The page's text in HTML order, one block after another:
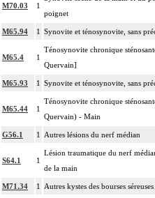
M70.03 1
poignet
M65.94 1 Synovite et ténosynovite, sans
M65.4 1
Ténosynovite chronique
Quervain]
M65.93 1 Synovite et ténosynovite, sans
M65.44 1
Ténosynovite chronique
Quervain) - Main
G56.1 1 Autres lésions du nerf médian
S64.1 1
Lésion traumatique du nerf
de la main
M71.34 1 Autres kystes des bourses